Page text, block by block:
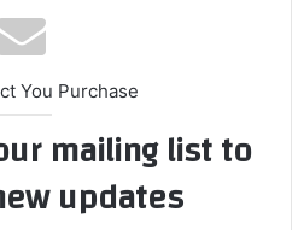
You Purchase
mailing list to
updates!